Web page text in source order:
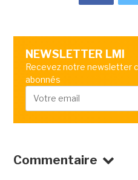
NEWSLETTER LMI
Recevez notre newsletter
abonnés
Commentaire